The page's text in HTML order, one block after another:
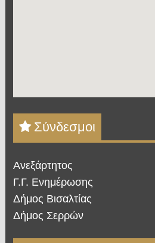
Σύνδεσμοι
Ανεξάρτητος
Γ.Γ. Ενημέρωσης
Δήμος Βισαλτίας
Δήμος Σερρών